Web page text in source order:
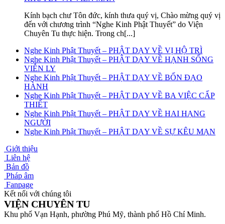
Kính bạch chư Tôn đức, kính thưa quý vị, Chào mừng quý vị
đến với chương trình “Nghe Kinh Phật Thuyết” do Viện
Chuyên Tu thực hiện. Trong ch[...]
Nghe Kinh Phật Thuyết – PHẬT DẠY VỀ VỊ HỘ TRÌ
Nghe Kinh Phật Thuyết – PHẬT DẠY VỀ HẠNH SỐNG
VIỄN LY
Nghe Kinh Phật Thuyết – PHẬT DẠY VỀ BỐN ĐẠO
HÀNH
Nghe Kinh Phật Thuyết – PHẬT DẠY VỀ BA VIỆC CẤP
THIẾT
Nghe Kinh Phật Thuyết – PHẬT DẠY VỀ HAI HẠNG
NGƯỜI
Nghe Kinh Phật Thuyết – PHẬT DẠY VỀ SỰ KÊU MẠN
Giới thiệu
Liên hệ
Bản đồ
Pháp âm
Fanpage
Kết nối với chúng tôi
VIỆN CHUYÊN TU
Khu phố Vạn Hạnh, phường Phú Mỹ, thành phố Hồ Chí Minh.